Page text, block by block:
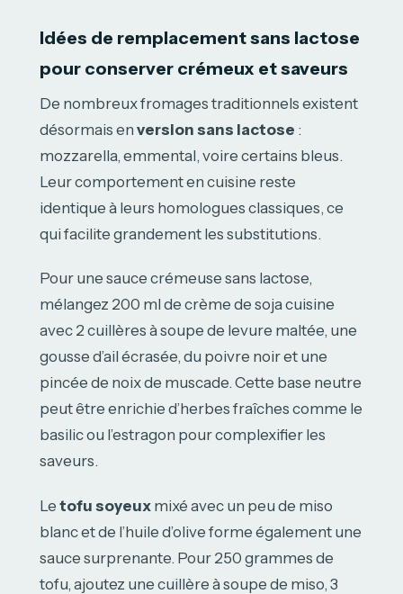
Idées de remplacement sans lactose
pour conserver crémeux et saveurs
De nombreux fromages traditionnels existent
désormais en version sans lactose :
mozzarella, emmental, voire certains bleus.
Leur comportement en cuisine reste
identique à leurs homologues classiques, ce
qui facilite grandement les substitutions.
Pour une sauce crémeuse sans lactose,
mélangez 200 ml de crème de soja cuisine
avec 2 cuillères à soupe de levure maltée, une
gousse d’ail écrasée, du poivre noir et une
pincée de noix de muscade. Cette base neutre
peut être enrichie d’herbes fraîches comme le
basilic ou l’estragon pour complexifier les
saveurs.
Le tofu soyeux mixé avec un peu de miso
blanc et de l’huile d’olive forme également une
sauce surprenante. Pour 250 grammes de
tofu, ajoutez une cuillère à soupe de miso, 3